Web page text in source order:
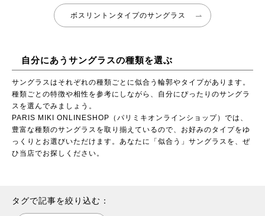
ボスリントンタイプのサングラス
自分にあうサングラスの種類を選ぶ
サングラスはそれぞれの種類ごとに似合う輪郭やタイプがあります。
種類ごとの特徴や相性を参考にしながら、自分にぴったりのサングラ
スを選んでみましょう。
PARIS MIKI ONLINESHOP（パリミキオンラインショップ） では、
豊富な種類のサングラスを取り揃えているので、お好みのタイプをゆ
っくりとお選びいただけます。あなたに「似合う」サングラスを、ぜ
ひ当店でお探しください。
タグで記事を絞り込む：